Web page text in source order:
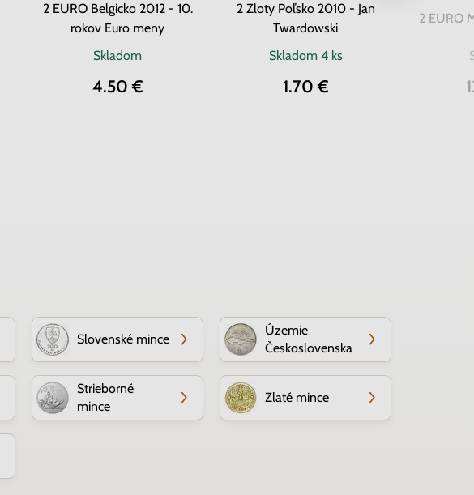
2 EURO Belgicko 2012 - 10.
rokov Euro meny
Skladom
4.50 €
2 Zloty Poľsko 2010 - Jan
Twardowski
Skladom 4 ks
1.70 €
2 EURO
Slovenské mince
Územie
Československa
Strieborné
mince
Zlaté mince